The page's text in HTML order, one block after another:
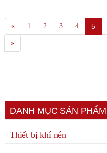
« 1 2 3 4 5
»
DANH MỤC SẢN PHẨM
Thiết bị khí nén